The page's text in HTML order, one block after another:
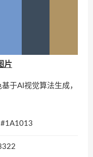
片
基于AI视觉算法生成，